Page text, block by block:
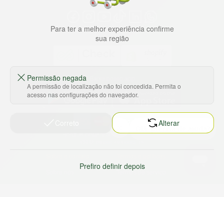
HORTUS COMERCIO DE ALIMENTOS S.A
Termos de serviço
Para ter a melhor experiência confirme
sua região
Permissão negada
A permissão de localização não foi concedida. Permita o
acesso nas configurações do navegador.
Alterar
Prefiro definir depois